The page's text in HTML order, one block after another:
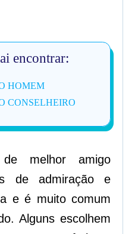
encontrar:
HOMEM
CONSELHEIRO
melhor amigo
de admiração e
e é muito comum
Alguns escolhem